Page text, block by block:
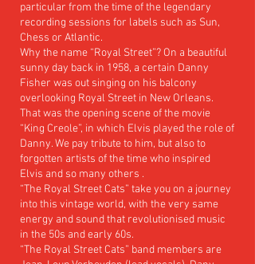
particular from the time of the legendary
recording sessions for labels such as Sun,
Chess or Atlantic.
Why the name “Royal Street”? On a beautiful
sunny day back in 1958, a certain Danny
Fisher was out singing on his balcony
overlooking Royal Street in New Orleans.
That was the opening scene of the movie
“King Creole”, in which Elvis played the role of
Danny. We pay tribute to him, but also to
forgotten artists of the time who inspired
Elvis and so many others .
“The Royal Street Cats” take you on a journey
into this vintage world, with the very same
energy and sound that revolutionised music
in the 50s and early 60s.
“The Royal Street Cats” band members are